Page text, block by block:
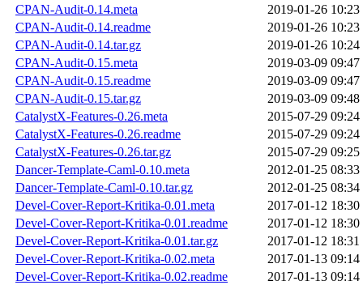
CPAN-Audit-0.14.meta
2019-01-26 10:23
CPAN-Audit-0.14.readme
2019-01-26 10:23
CPAN-Audit-0.14.tar.gz
2019-01-26 10:24
CPAN-Audit-0.15.meta
2019-03-09 09:47
CPAN-Audit-0.15.readme
2019-03-09 09:47
CPAN-Audit-0.15.tar.gz
2019-03-09 09:48
CatalystX-Features-0.26.meta
2015-07-29 09:24
CatalystX-Features-0.26.readme
2015-07-29 09:24
CatalystX-Features-0.26.tar.gz
2015-07-29 09:25
Dancer-Template-Caml-0.10.meta
2012-01-25 08:33
Dancer-Template-Caml-0.10.tar.gz
2012-01-25 08:34
Devel-Cover-Report-Kritika-0.01.meta
2017-01-12 18:30
Devel-Cover-Report-Kritika-0.01.readme
2017-01-12 18:30
Devel-Cover-Report-Kritika-0.01.tar.gz
2017-01-12 18:31
Devel-Cover-Report-Kritika-0.02.meta
2017-01-13 09:14
Devel-Cover-Report-Kritika-0.02.readme
2017-01-13 09:14